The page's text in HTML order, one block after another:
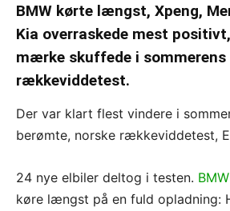
BMW kørte længst, Xpeng,
Kia overraskede mest
mærke skuffede i sommerens
rækkeviddetest.
Der var klart flest vindere i
berømte, norske rækkeviddetest,
24 nye elbiler deltog i testen.
køre længst på en fuld opladning: